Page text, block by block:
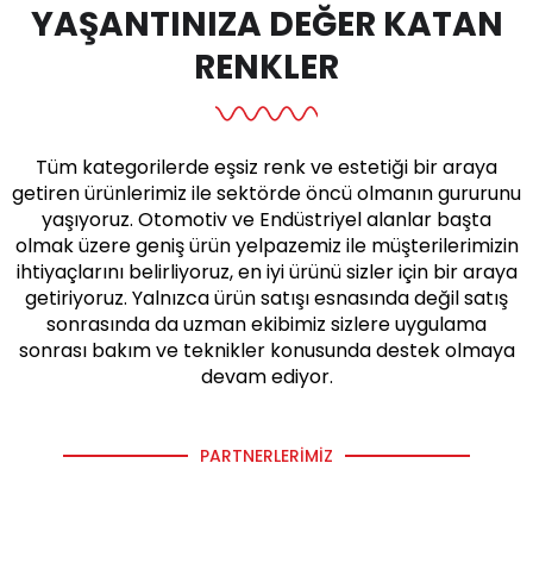
YAŞANTINIZA DEĞER KATAN
RENKLER
Tüm kategorilerde eşsiz renk ve estetiği bir araya
getiren ürünlerimiz ile sektörde öncü olmanın gururunu
yaşıyoruz. Otomotiv ve Endüstriyel alanlar başta
olmak üzere geniş ürün yelpazemiz ile müşterilerimizin
ihtiyaçlarını belirliyoruz, en iyi ürünü sizler için bir araya
getiriyoruz. Yalnızca ürün satışı esnasında değil satış
sonrasında da uzman ekibimiz sizlere uygulama
sonrası bakım ve teknikler konusunda destek olmaya
devam ediyor.
PARTNERLERIMIZ